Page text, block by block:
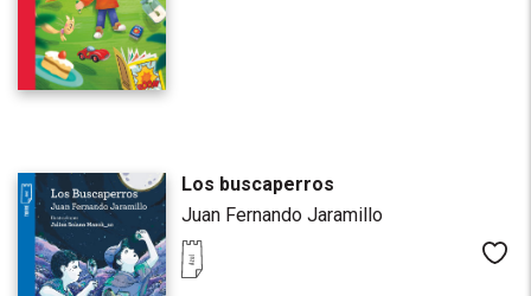
Los buscaperros
Juan Fernando Jaramillo